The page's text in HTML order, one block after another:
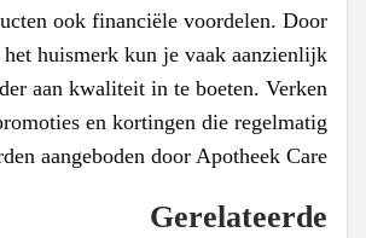
ook financiële voordelen. Door
huismerk kun je vaak aanzienlijk
aan kwaliteit in te boeten. Verken
en kortingen die regelmatig
aangeboden door Apotheek Care.
Gerelateerde